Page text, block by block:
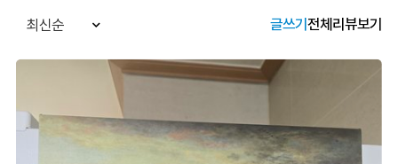
최신순 글쓰기전체리뷰보기